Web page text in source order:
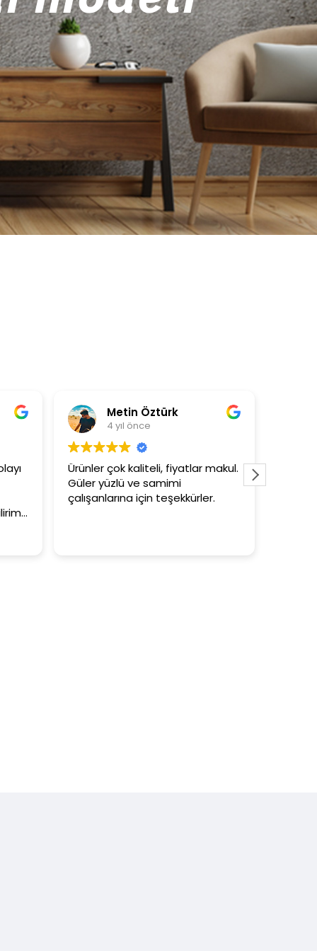
Metin Öztürk
4 yıl önce
Ürünler çok kaliteli, fiyatlar makul.
Güler yüzlü ve samimi
çalışanlarına için teşekkürler.
3+1 evin
tutar